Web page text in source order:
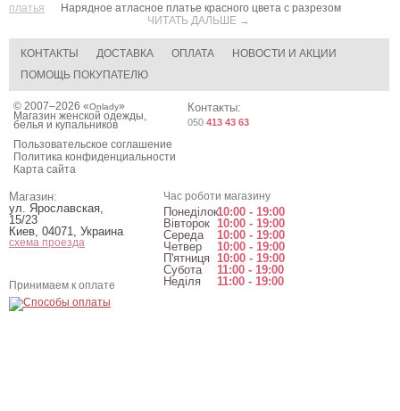
ЧИТАТЬ ДАЛЬШЕ →
платья
Нарядное атласное платье красного цвета с разрезом
КОНТАКТЫ ДОСТАВКА ОПЛАТА
НОВОСТИ И АКЦИИ
ПОМОЩЬ ПОКУПАТЕЛЮ
© 2007–2026 «Onlady»
Магазин женской одежды,
белья и купальников
Пользовательское соглашение
Политика конфиденциальности
Карта сайта
Контакты:
050 413 43 63
Магазин:
ул. Ярославская,
15/23
Киев 04071 Украина
схема проезда
Час роботи магазину
Понеділок10:00 - 19:00
Вівторок 10:00 - 19:00
Середа
10:00 - 19:00
Четвер
10:00 - 19:00
П'ятниця 10:00 - 19:00
Субота
11:00 - 19:00
Неділя
11:00 - 19:00
Принимаем к оплате